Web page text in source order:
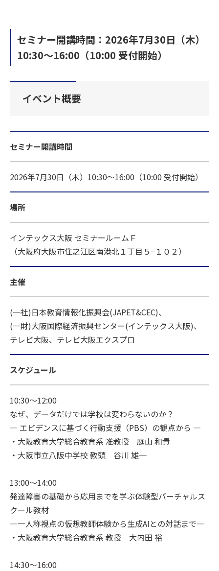
セミナー開講時間：2026年7月30日（木）
10:30～16:00（10:00 受付開始）
イベント概要
セミナー開講時間
2026年7月30日（木）10:30～16:00（10:00 受付開始）
場所
インテックス大阪 セミナールームＦ
（大阪府大阪市住之江区南港北１丁目５−１０２）
主催
(一社)日本教育情報化振興会(JAPET&CEC)、
(一財)大阪国際経済振興センター(インテックス大阪)、
テレビ大阪、テレビ大阪エクスプロ
スケジュール
10:30～12:00
なぜ、データだけでは学校は変わらないのか？
― エビデンスに基づく行動支援（PBS）の観点から ―
・大阪教育大学総合教育系 准教授 庭山 和貴
・大阪市立八阪中学校 教頭 谷川 雄一
13:00～14:00
発達障害の基礎から応用までを学ぶ体験型バーチャルス
クール教材
―一人称視点の仮想教師体験から生成AIとの対話まで―
・大阪教育大学総合教育系 教授 大内田 裕
14:30～16:00